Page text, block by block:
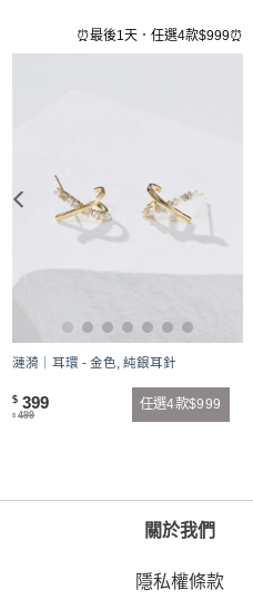
⏰最後1天．任選4款$999⏰
漣漪｜耳環 - 金色, 純銀耳針
$ 399
$ 499
任選4款$999
關於我們
隱私權條款